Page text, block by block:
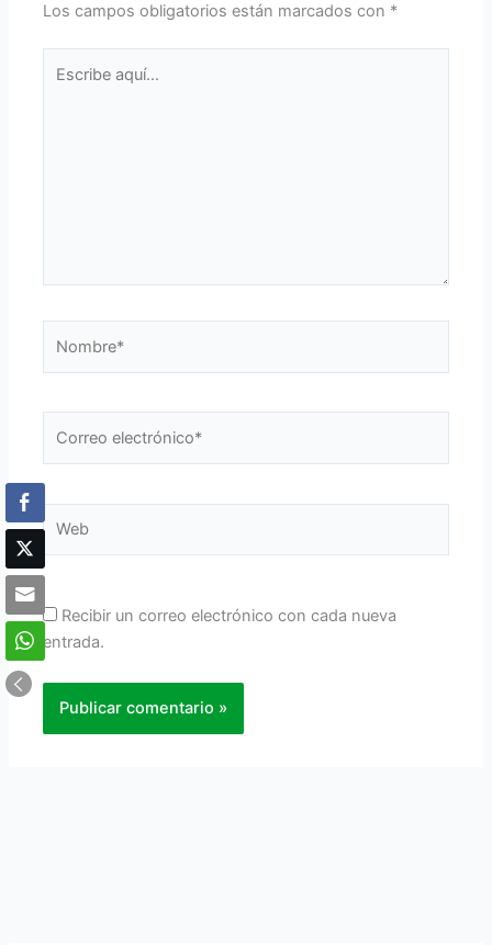
Los campos obligatorios están marcados con *
aquí...
electrónico*
Recibir un correo electrónico con cada nueva
entrada.